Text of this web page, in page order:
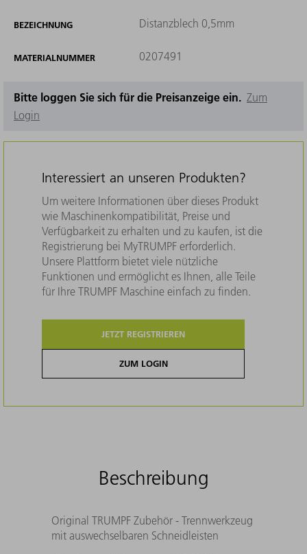
BEZEICHNUNG Distanzblech 0,5mm
MATERIALNUMMER 0207491
Bitte loggen Sie sich für die Preisanzeige ein. Zum
Login
Interessiert an unseren Produkten?
Um weitere Informationen über dieses Produkt
wie Maschinenkompatibilität, Preise und
Verfügbarkeit zu erhalten und zu kaufen, ist die
Registrierung bei MyTRUMPF erforderlich.
Unsere Plattform bietet viele nützliche
Funktionen und ermöglicht es Ihnen, alle Teile
für Ihre TRUMPF Maschine einfach zu finden.
JETZT REGISTRIEREN
ZUM LOGIN
Beschreibung
Original TRUMPF Zubehör - Trennwerkzeug
mit auswechselbaren Schneidleisten